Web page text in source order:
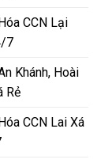
CCN Lại
7
Khánh, Hoài
Rẻ
CCN Lai Xá